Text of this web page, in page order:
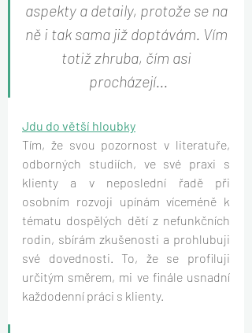
aspekty a detaily, protože se na
ně i tak sama již doptávám. Vím
totiž zhruba, čím asi
procházejí...
Jdu do větší hloubky
Tím, že svou pozornost v literatuře,
odborných studiích, ve své praxi s
klienty a v neposlední řadě při
osobním rozvoji upínám víceméně k
tématu dospělých dětí z nefunkčních
rodin, sbírám zkušenosti a prohlubuji
své dovednosti. To, že se profiluji
určitým směrem, mi ve finále usnadní
každodenní práci s klienty.